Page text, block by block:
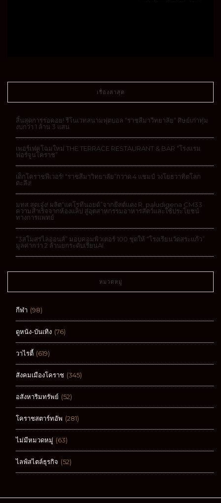
เรื่องล่าสุด
สิ้นสุดการรอคอย! รีโนเวทสนามฟุตบอล “ราชสีมาวิทยาลัย” ศิษย์เก่าทุ่ม
งบกว่า 1 ล้าน 3 แสน
เพอร์เฟคโฉมใหม่ THE TERRACE RESTAURANT & BAR “โรงแรม
ฟอร์จูนโคราช”
เด็กโคราชฟีเวอร์! “ราชสีมาวิทยาลัย”กวาด 4 แชมป์ วงโยธวาทิตโลก
ตะลึง!
มทส.สุดเจ๋ง! ผลิต“แคโรทีนอยด์”จากยีสต์แดง R. paludigena CM33
ความสำเร็จจากห้องแล็ป สู่อุตสาหกรรมอาหารสัตว์และใช้ประโยชน์
ทางการแพทย์
“3สโมสรไลออนส์” มอบคอมพิวเตอร์ 100 ชุดให้ “โรงเรียนวัดสระแก้ว”
มูลค่ากว่า 2 ล้านยกระดับเรียนAI
หมวดหมู่
กีฬา (98)
ดูหนัง-บันเทิง (76)
วาไรตี้ (619)
สังคมเมืองโคราช (345)
อสังหาริมทรัพย์ (52)
โคราชสตาร์ทอัพ (281)
ไม่มีหมวดหมู่ (63)
ไลฟ์สไตล์ธุรกิจ (52)